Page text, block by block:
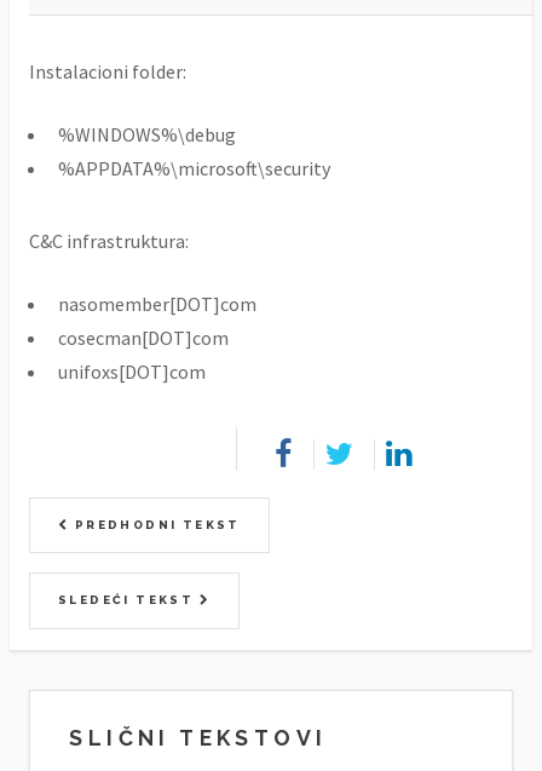
Instalacioni folder:
%WINDOWS%\debug
%APPDATA%\microsoft\security
C&C infrastruktura:
nasomember[DOT]com
cosecman[DOT]com
unifoxs[DOT]com
PREDHODNI TEKST
SLEDEĆI TEKST
SLIČNI TEKSTOVI